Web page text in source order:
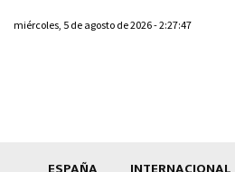
miércoles, 5 de agosto de 2026 - 2:27:47